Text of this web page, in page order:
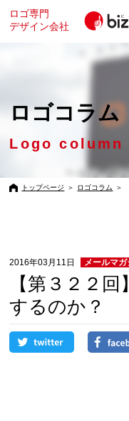
ロゴ専門
デザイン会社
ロゴコラム
Logo column
トップページ ＞ ロゴコラム ＞
2016年03月11日 メールマガ
【第３２２
するのか？